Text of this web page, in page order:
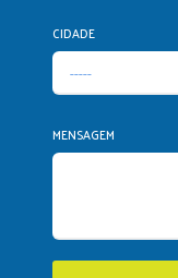
CIDADE
MENSAGEM